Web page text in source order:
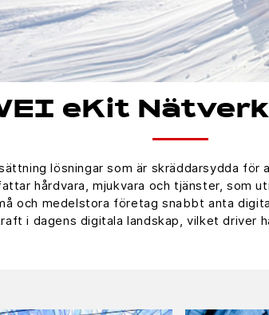
eKit
lösningar som är skräddarsydda för
hårdvara, mjukvara och tjänster, som
och medelstora företag snabbt anta
i dagens digitala landskap, vilket driver